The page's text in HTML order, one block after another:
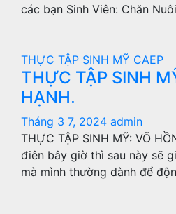
các bạn Sinh Viên: Chăn
THỰC TẬP SINH MỸ CAEP
THỰC TẬP SINH
HẠNH.
Tháng 3 7, 2024 admin
THỰC TẬP SINH MỸ: VÕ
điên bây giờ thì sau này sẽ
mà mình thường dành để